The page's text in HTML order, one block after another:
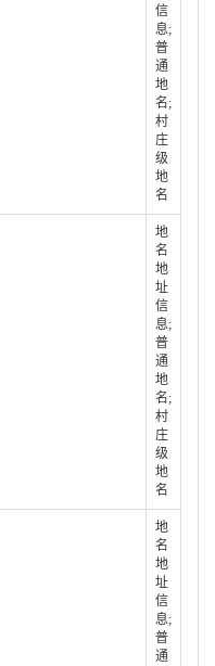
信
息;
普
通
地
名;
村
庄
级
地
名
地
名
地
址
信
息;
普
通
地
名;
村
庄
级
地
名
地
名
地
址
信
息;
普
通